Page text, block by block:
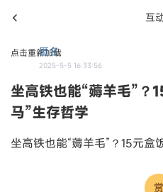
互
点击重新加载
匿名
2025-5-5 16:33:56
坐高铁也能“薅羊毛”？
马”生存哲学
坐高铁也能“薅羊毛”？15元盒